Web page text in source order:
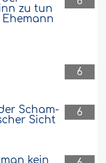
zu tun
6
6
Scham-
Sicht
kein